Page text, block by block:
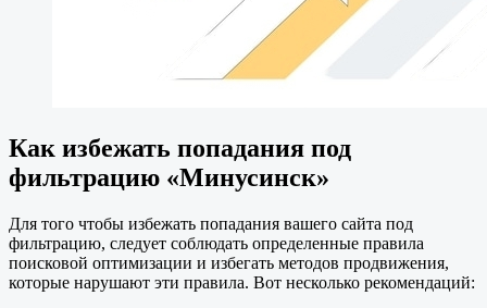
Как избежать попадания под
фильтрацию «Минусинск»
Для того чтобы избежать попадания вашего сайта под
фильтрацию, следует соблюдать определенные правила
поисковой оптимизации и избегать методов продвижения,
которые нарушают эти правила. Вот несколько рекомендаций: